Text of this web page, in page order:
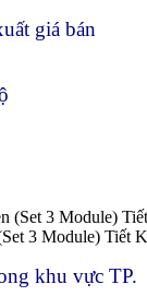
giá bán
3 Module) Tiết
khu vực TP.